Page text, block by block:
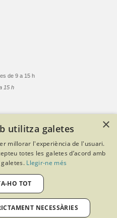
de 9 a 15 h
15 h
de Barcelona
Avís legal
Política de qualitat
amb Softeng Portal Builder
×
utilitza galetes
millorar l'experiència de l'usuari.
totes les galetes d’acord amb
Llegir-ne més
HO TOT
NECESSÀRIES